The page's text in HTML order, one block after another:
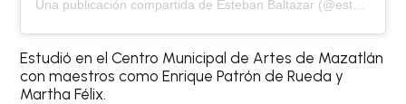
Estudió en el Centro Municipal de Artes de Mazatlán
con maestros como Enrique Patrón de Rueda y
Martha Félix.